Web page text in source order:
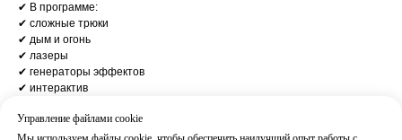
✔ В программе:
✔ сложные трюки
✔ дым и огонь
✔ лазеры
✔ генераторы эффектов
✔ интерактив
Энергичное и зрелищное шоу
Часто добавляют:
Управление файлами cookie